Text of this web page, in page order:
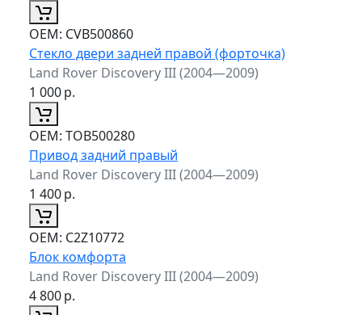
ОЕМ: CVB500860
Стекло двери задней правой (форточка)
Land Rover Discovery III (2004—2009)
1 000р.
ОЕМ: TOB500280
Привод задний правый
Land Rover Discovery III (2004—2009)
1 400р.
ОЕМ: C2Z10772
Блок комфорта
Land Rover Discovery III (2004—2009)
4 800р.